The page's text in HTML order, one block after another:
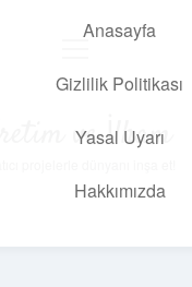
Anasayfa
Gizlilik Politikası
Yasal Uyarı
Hakkımızda
Üretim ve İlham